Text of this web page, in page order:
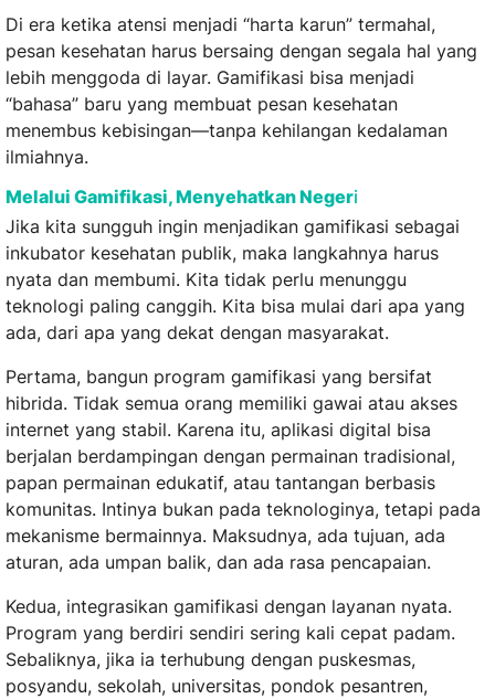
Di era ketika atensi menjadi “harta karun” termahal,
pesan kesehatan harus bersaing dengan segala hal yang
lebih menggoda di layar. Gamifikasi bisa menjadi
“bahasa” baru yang membuat pesan kesehatan
menembus kebisingan—tanpa kehilangan kedalaman
ilmiahnya.
Melalui Gamifikasi, Menyehatkan Negeri
Jika kita sungguh ingin menjadikan gamifikasi sebagai
inkubator kesehatan publik, maka langkahnya harus
nyata dan membumi. Kita tidak perlu menunggu
teknologi paling canggih. Kita bisa mulai dari apa yang
ada, dari apa yang dekat dengan masyarakat.
Pertama, bangun program gamifikasi yang bersifat
hibrida. Tidak semua orang memiliki gawai atau akses
internet yang stabil. Karena itu, aplikasi digital bisa
berjalan berdampingan dengan permainan tradisional,
papan permainan edukatif, atau tantangan berbasis
komunitas. Intinya bukan pada teknologinya, tetapi pada
mekanisme bermainnya. Maksudnya, ada tujuan, ada
aturan, ada umpan balik, dan ada rasa pencapaian.
Kedua, integrasikan gamifikasi dengan layanan nyata.
Program yang berdiri sendiri sering kali cepat padam.
Sebaliknya, jika ia terhubung dengan puskesmas,
posyandu, sekolah, universitas, pondok pesantren,